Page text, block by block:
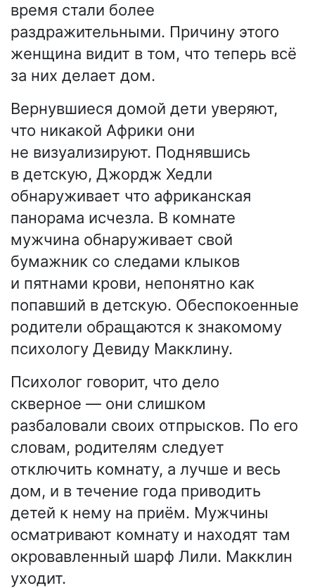
время стали более
раздражительными. Причину этого
женщина видит в том, что теперь всё
за них делает дом.
Вернувшиеся домой дети уверяют,
что никакой Африки они
не визуализируют. Поднявшись
в детскую, Джордж Хедли
обнаруживает что африканская
панорама исчезла. В комнате
мужчина обнаруживает свой
бумажник со следами клыков
и пятнами крови, непонятно как
попавший в детскую. Обеспокоенные
родители обращаются к знакомому
психологу Девиду Макклину.
Психолог говорит, что дело
скверное — они слишком
разбаловали своих отпрысков. По его
словам, родителям следует
отключить комнату, а лучше и весь
дом, и в течение года приводить
детей к нему на приём. Мужчины
осматривают комнату и находят там
окровавленный шарф Лили. Макклин
уходит.